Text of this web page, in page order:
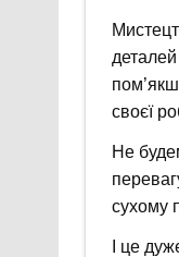
своєї
Не
сухому
І це